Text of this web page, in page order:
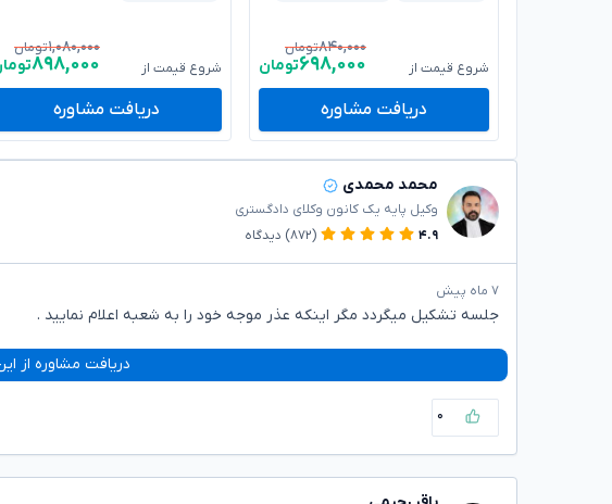
شروع قیمت از
۸۴۰,۰۰۰تومان
۶۹۸,۰۰۰تومان
دریافت مشاوره
شروع قیمت از
۱,۰۸۰,۰۰۰تومان
۸۹۸,۰۰۰
دریافت مشاوره
محمد محمدی
وکیل پایه یک کانون وکلای دادگستری
۴.۹
(۸۷۲) دیدگاه
۷ ماه پیش
جلسه تشکیل میگردد مگر اینکه عذر موجه خود را به شعبه اعلام نمایید .
دریافت مشاوره از
۰